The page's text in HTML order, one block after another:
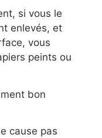
si vous le
enlevés, et
vous
peints ou
bon
cause pas